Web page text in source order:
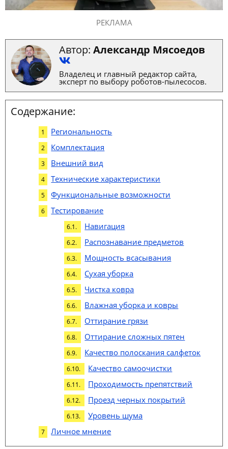
РЕКЛАМА
Автор: Александр Мясоедов
Владелец и главный редактор сайта,
эксперт по выбору роботов-пылесосов.
Содержание:
Региональность
Комплектация
Внешний вид
Технические характеристики
Функциональные возможности
Тестирование
Навигация
Распознавание предметов
Мощность всасывания
Сухая уборка
Чистка ковра
Влажная уборка и ковры
Оттирание грязи
Оттирание сложных пятен
Качество полоскания салфеток
Качество самоочистки
Проходимость препятствий
Проезд черных покрытий
Уровень шума
Личное мнение